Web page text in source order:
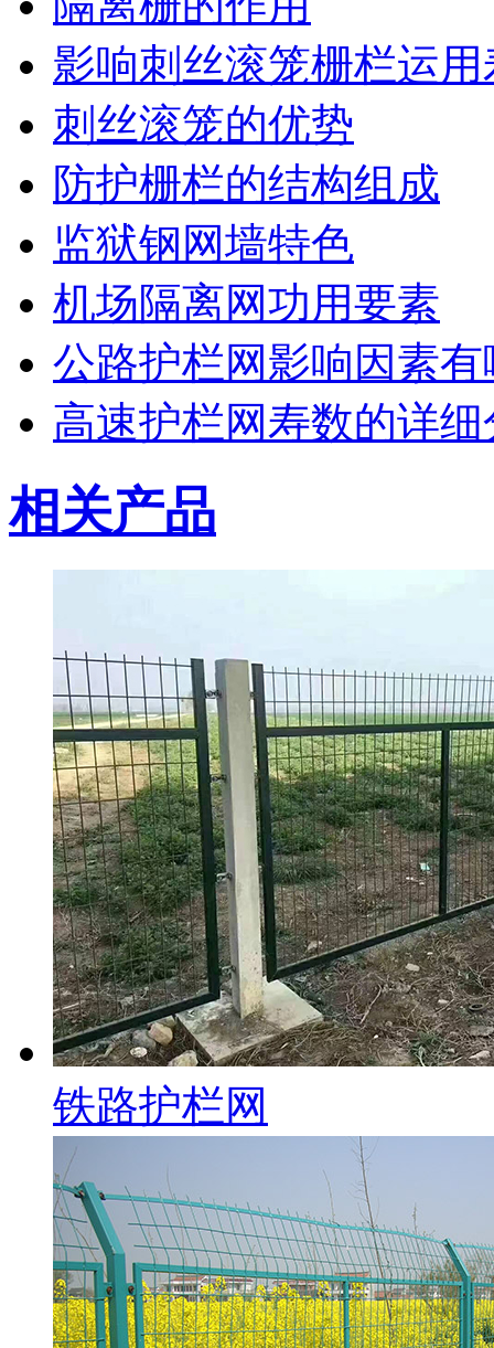
影响刺丝滚笼栅栏运
刺丝滚笼的优势
防护栅栏的结构组成
监狱钢网墙特色
机场隔离网功用要素
公路护栏网影响因素
高速护栏网寿数的详细
相关产品
铁路护栏网